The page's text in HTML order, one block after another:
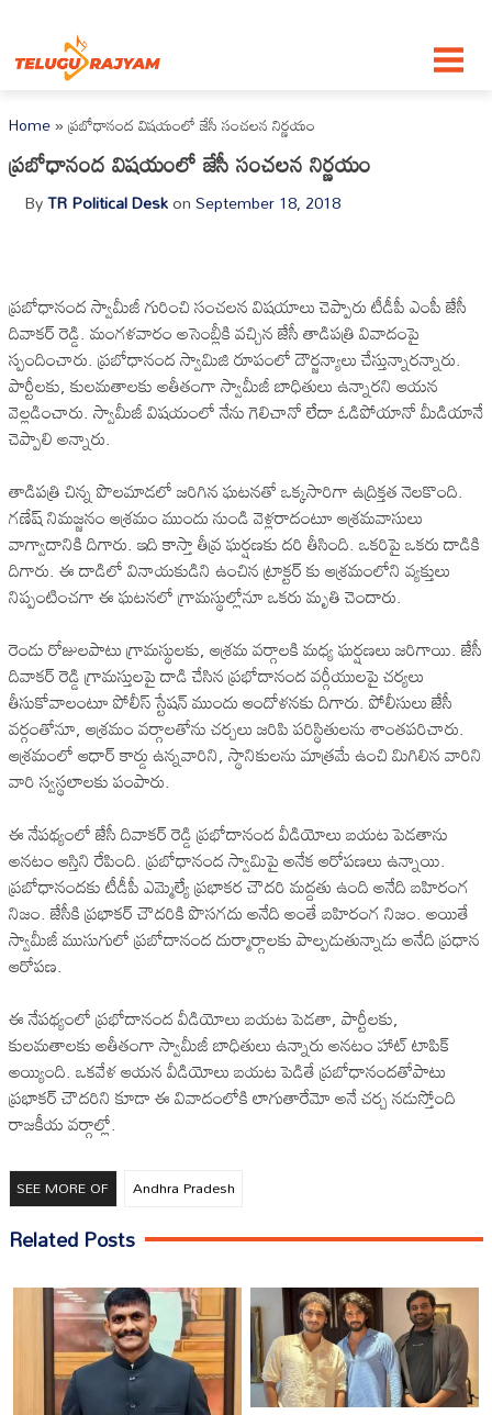
Home»ప్రబోధానంద విషయంలో జేసీ సంచలన నిర్ణయం
ప్రబోధానంద విషయంలో జేసీ సంచలన నిర్ణయం
ByTR Political DeskonSeptember 18, 2018
ప్రబోధానంద స్వామీజీ గురించి సంచలన విషయాలు చెప్పారు టీడీపీ ఎంపీ జేసీ
దివాకర్ రెడ్డి. మంగళవారం అసెంబ్లీకి వచ్చిన జేసీ తాడిపత్రి వివాదంపై
స్పందించారు. ప్రబోధానంద స్వామిజి రూపంలో దౌర్జన్యాలు చేస్తున్నారన్నారు.
పార్టీలకు, కులమతాలకు అతీతంగా స్వామీజీ బాధితులు ఉన్నారని ఆయన
వెల్లడించారు. స్వామీజీ విషయంలో నేను గెలిచానో లేదా ఓడిపోయానో మీడియానే
చెప్పాలి అన్నారు.
తాడిపత్రి చిన్న పొలమాడలో జరిగిన ఘటనతో ఒక్కసారిగా ఉద్రిక్తత నెలకొంది.
గణేష్ నిమజ్జనం ఆశ్రమం ముందు నుండి వెళ్లరాదంటూ ఆశ్రమవాసులు
వాగ్వాదానికి దిగారు. ఇది కాస్తా తీవ్ర ఘర్షణకు దరి తీసింది. ఒకరిపై ఒకరు దాడికి
దిగారు. ఈ దాడిలో వినాయకుడిని ఉంచిన ట్రాక్టర్ కు ఆశ్రమంలోని వ్యక్తులు
నిప్పంటించగా ఈ ఘటనలో గ్రామస్థుల్లోనూ ఒకరు మృతి చెందారు.
రెండు రోజులపాటు గ్రామస్థులకు, ఆశ్రమ వర్గాలకి మధ్య ఘర్షణలు జరిగాయి. జేసీ
దివాకర్ రెడ్డి గ్రామస్తులపై దాడి చేసిన ప్రభోదానంద వర్గీయులపై చర్యలు
తీసుకోవాలంటూ పోలీస్ స్టేషన్ ముందు ఆందోళనకు దిగారు. పోలీసులు జేసీ
వర్గంతోనూ, ఆశ్రమం వర్గాలతోను చర్చలు జరిపి పరిస్థితులను శాంతపరిచారు.
ఆశ్రమంలో ఆధార్ కార్డు ఉన్నవారిని, స్థానికులను మాత్రమే ఉంచి మిగిలిన వారిని
వారి స్వస్థలాలకు పంపారు.
ఈ నేపథ్యంలో జేసీ దివాకర్ రెడ్డి ప్రభోదానంద వీడియోలు బయట పెడతాను
అనటం ఆస్తిని రేపింది. ప్రబోధానంద స్వామిపై అనేక ఆరోపణలు ఉన్నాయి.
ప్రబోధానందకు టీడీపీ ఎమ్మెల్యే ప్రభాకర చౌదరి మద్దతు ఉంది అనేది బహిరంగ
నిజం. జేసీకి ప్రభాకర్ చౌదరికి పొసగదు అనేది అంతే బహిరంగ నిజం. అయితే
స్వామీజీ ముసుగులో ప్రబోదానంద దుర్మార్గాలకు పాల్పడుతున్నాడు అనేది ప్రధాన
ఆరోపణ.
ఈ నేపథ్యంలో ప్రభోదానంద వీడియోలు బయట పెడతా, పార్టీలకు,
కులమతాలకు అతీతంగా స్వామీజీ బాధితులు ఉన్నారు అనటం హాట్ టాపిక్
అయ్యింది. ఒకవేళ ఆయన వీడియోలు బయట పెడితే ప్రబోధానందతోపాటు
ప్రభాకర్ చౌదరిని కూడా ఈ వివాదంలోకి లాగుతారేమో అనే చర్చ నడుస్తోంది
రాజకీయ వర్గాల్లో.
SEE MORE OF Andhra Pradesh
Related Posts